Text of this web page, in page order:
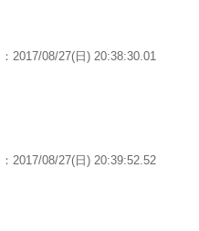
：2017/08/27(日) 20:38:30.01
：2017/08/27(日) 20:39:52.52